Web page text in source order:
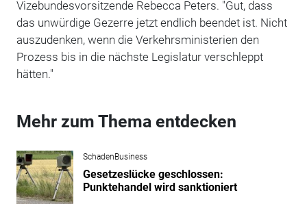
Vizebundesvorsitzende Rebecca Peters. "Gut, dass
das unwürdige Gezerre jetzt endlich beendet ist. Nicht
auszudenken, wenn die Verkehrsministerien den
Prozess bis in die nächste Legislatur verschleppt
hätten."
Mehr zum Thema entdecken
SchadenBusiness
Gesetzeslücke geschlossen:
Punktehandel wird sanktioniert